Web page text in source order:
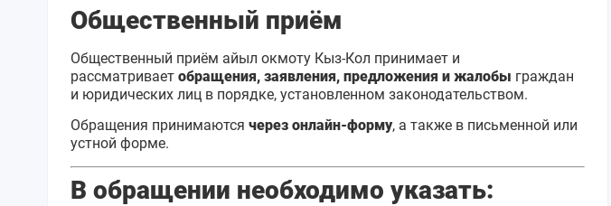
Общественный приём
Общественный приём айыл окмоту Кыз-Кол принимает и
рассматривает обращения, заявления, предложения и жалобы граждан
и юридических лиц в порядке, установленном законодательством.
Обращения принимаются через онлайн-форму, а также в письменной или
устной форме.
В обращении необходимо указать: